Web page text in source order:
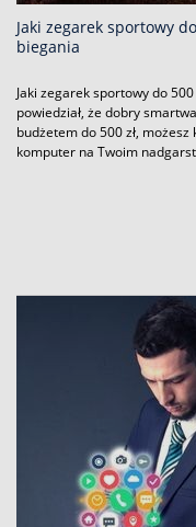
Jaki zegarek sportowy
biegania
Jaki zegarek sportowy do
powiedział, że dobry
budżetem do 500 zł,
komputer na Twoim